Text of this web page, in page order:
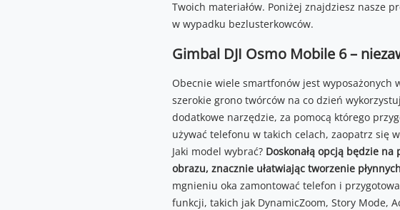
Twoich materiałów. Poniżej znajdziesz nasze
w wypadku bezlusterkowców.
Gimbal DJI Osmo Mobile 6 –
Obecnie wiele smartfonów jest
szerokie grono twórców na co dzień
dodatkowe narzędzie, za pomocą którego
używać telefonu w takich celach, zaopatrz się
Jaki model wybrać?Doskonałą opcją będzie na
obrazu, znacznie ułatwiając tworzenie
mgnieniu oka zamontować telefon i
funkcji, takich jak DynamicZoom, Story Mode,